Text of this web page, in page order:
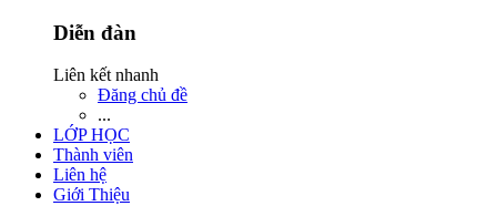
Diễn đàn
Liên kết nhanh
Đăng chủ đề
...
LỚP HỌC
Thành viên
Liên hệ
Giới Thiệu